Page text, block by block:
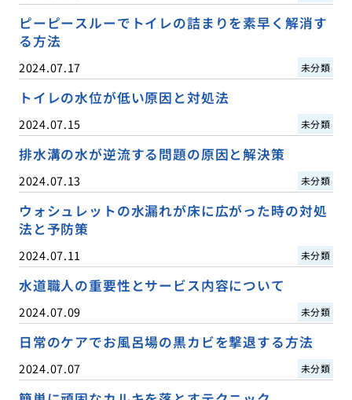
ピーピースルーでトイレの詰まりを素早く解消す
る方法
2024.07.17 未分類
トイレの水位が低い原因と対処法
2024.07.15 未分類
排水溝の水が逆流する問題の原因と解決策
2024.07.13 未分類
ウォシュレットの水漏れが床に広がった時の対処
法と予防策
2024.07.11 未分類
水道職人の重要性とサービス内容について
2024.07.09 未分類
日常のケアでお風呂場の黒カビを撃退する方法
2024.07.07 未分類